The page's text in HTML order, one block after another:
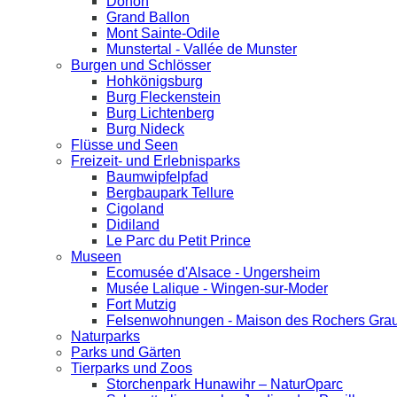
Grand Ballon
Mont Sainte-Odile
Munstertal - Vallée de Munster
Burgen und Schlösser
Hohkönigsburg
Burg Fleckenstein
Burg Lichtenberg
Burg Nideck
Flüsse und Seen
Freizeit- und Erlebnisparks
Baumwipfelpfad
Bergbaupark Tellure
Cigoland
Didiland
Le Parc du Petit Prince
Museen
Ecomusée d'Alsace - Ungersheim
Musée Lalique - Wingen-sur-Moder
Fort Mutzig
Felsenwohnungen - Maison des Rochers
Naturparks
Parks und Gärten
Tierparks und Zoos
Storchenpark Hunawihr – NaturOparc